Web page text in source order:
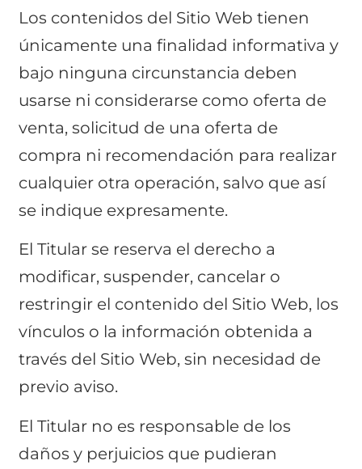
Los contenidos del Sitio Web tienen
únicamente una finalidad informativa y
bajo ninguna circunstancia deben
usarse ni considerarse como oferta de
venta, solicitud de una oferta de
compra ni recomendación para realizar
cualquier otra operación, salvo que así
se indique expresamente.
El Titular se reserva el derecho a
modificar, suspender, cancelar o
restringir el contenido del Sitio Web, los
vínculos o la información obtenida a
través del Sitio Web, sin necesidad de
previo aviso.
El Titular no es responsable de los
daños y perjuicios que pudieran